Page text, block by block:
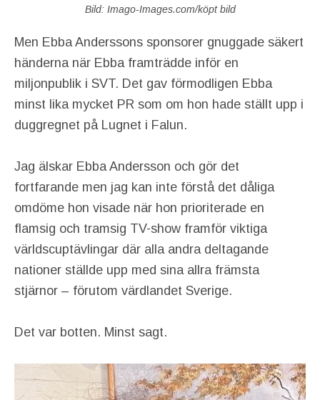
Bild: Imago-Images.com/köpt bild
Men Ebba Anderssons sponsorer gnuggade säkert
händerna när Ebba framträdde inför en
miljonpublik i SVT. Det gav förmodligen Ebba
minst lika mycket PR som om hon hade ställt upp i
duggregnet på Lugnet i Falun.
Jag älskar Ebba Andersson och gör det
fortfarande men jag kan inte förstå det dåliga
omdöme hon visade när hon prioriterade en
flamsig och tramsig TV-show framför viktiga
världscuptävlingar där alla andra deltagande
nationer ställde upp med sina allra främsta
stjärnor – förutom värdlandet Sverige.
Det var botten. Minst sagt.